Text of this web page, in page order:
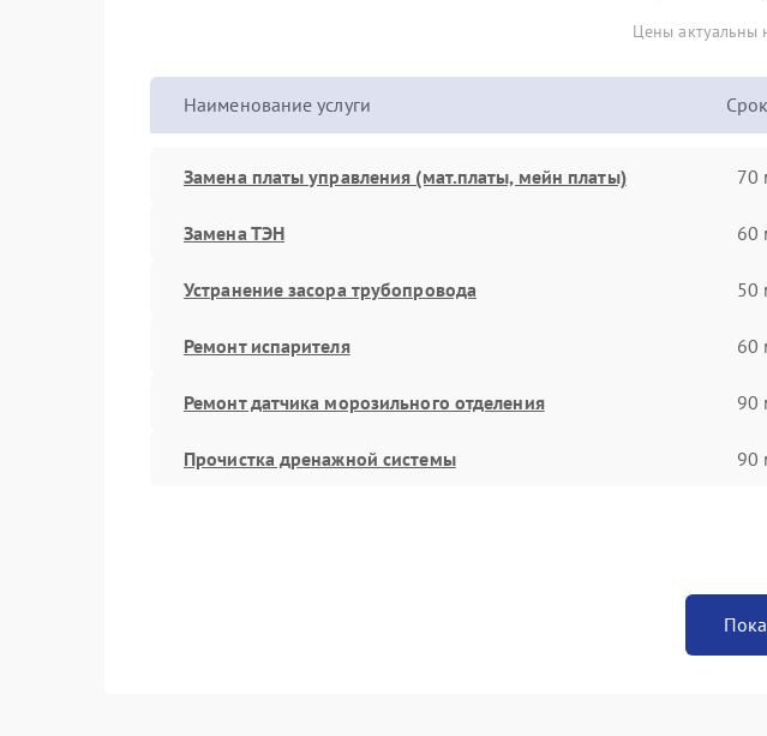
Цены актуальны
Наименование услуги Срок
Замена платы управления (мат.платы, мейн платы) 70
Замена ТЭН 60
Устранение засора трубопровода 50
Ремонт испарителя 60
Ремонт датчика морозильного отделения 90
Прочистка дренажной системы 90